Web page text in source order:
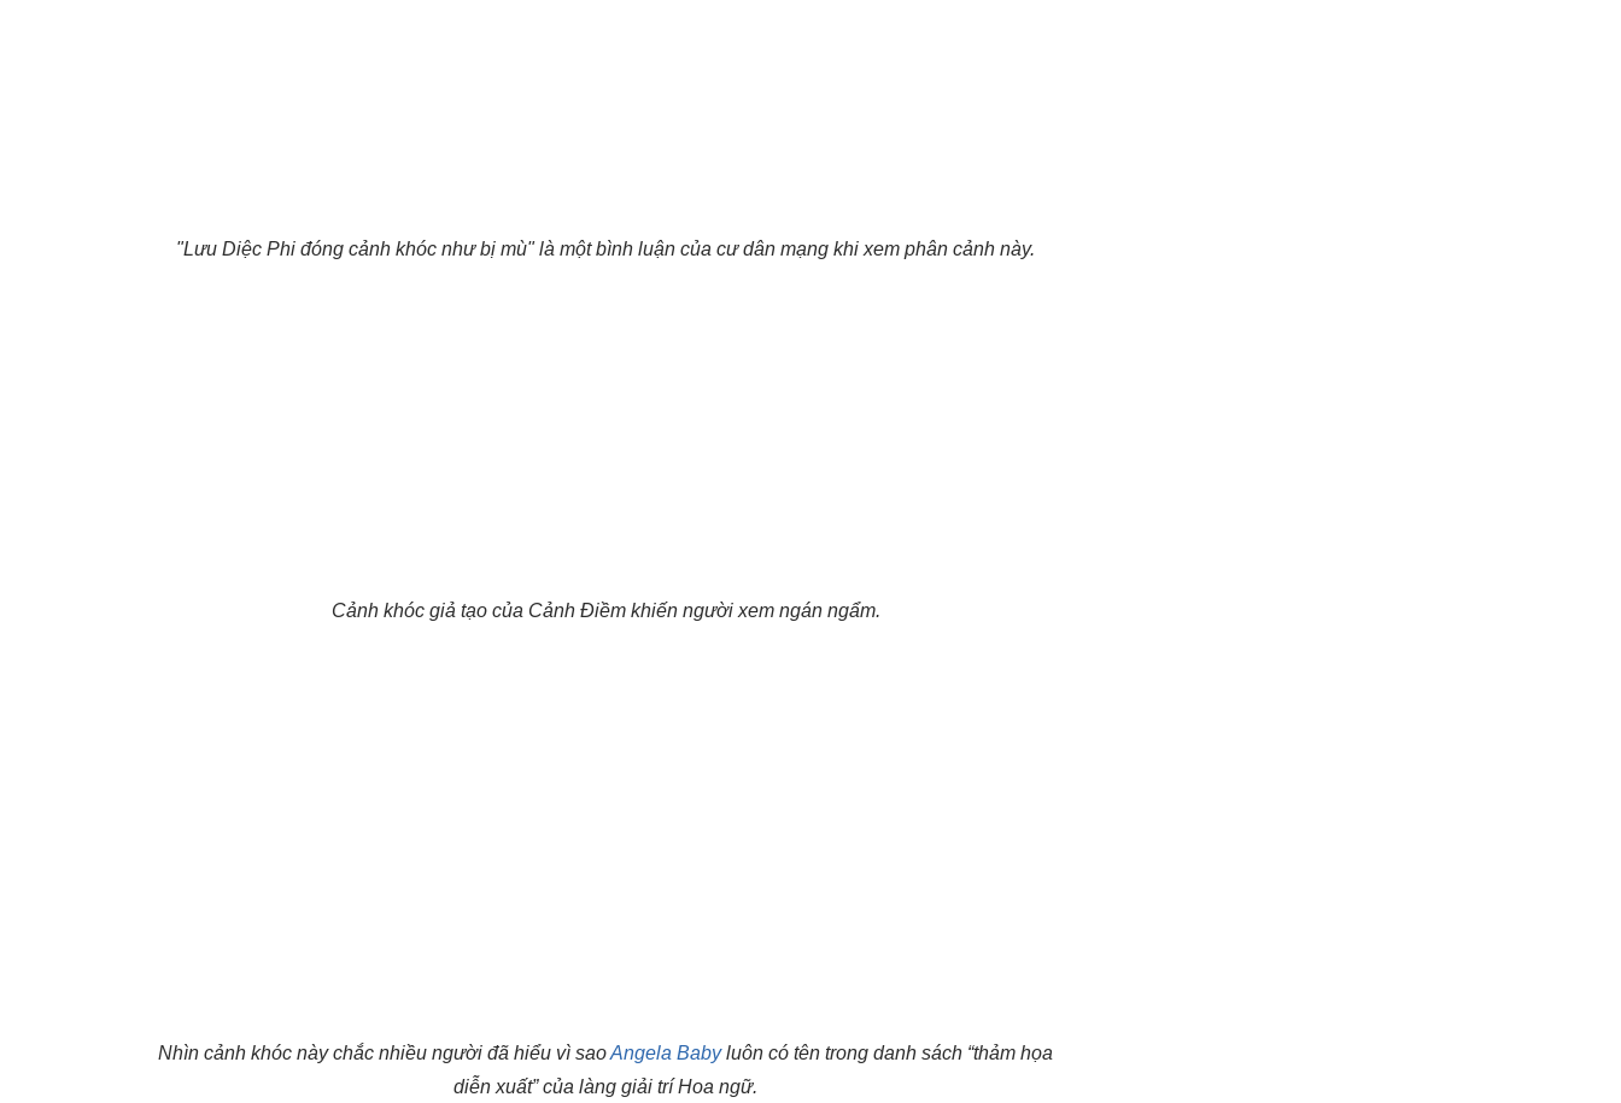
"Lưu Diệc Phi đóng cảnh khóc như bị mù" là một bình luận của cư dân mạng khi xem phân cảnh này.
Cảnh khóc giả tạo của Cảnh Điềm khiến người xem ngán ngẩm.
Nhìn cảnh khóc này chắc nhiều người đã hiểu vì saoAngela Babyluôn có tên trong danh sách “thảm họa
diễn xuất” của làng giải trí Hoa ngữ.